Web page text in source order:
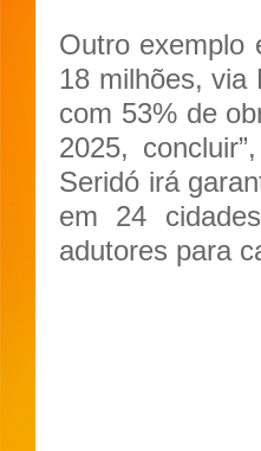
Outro exemplo
18 milhões, via
com 53% de
2025,
Seridó irá
em 24
adutores para